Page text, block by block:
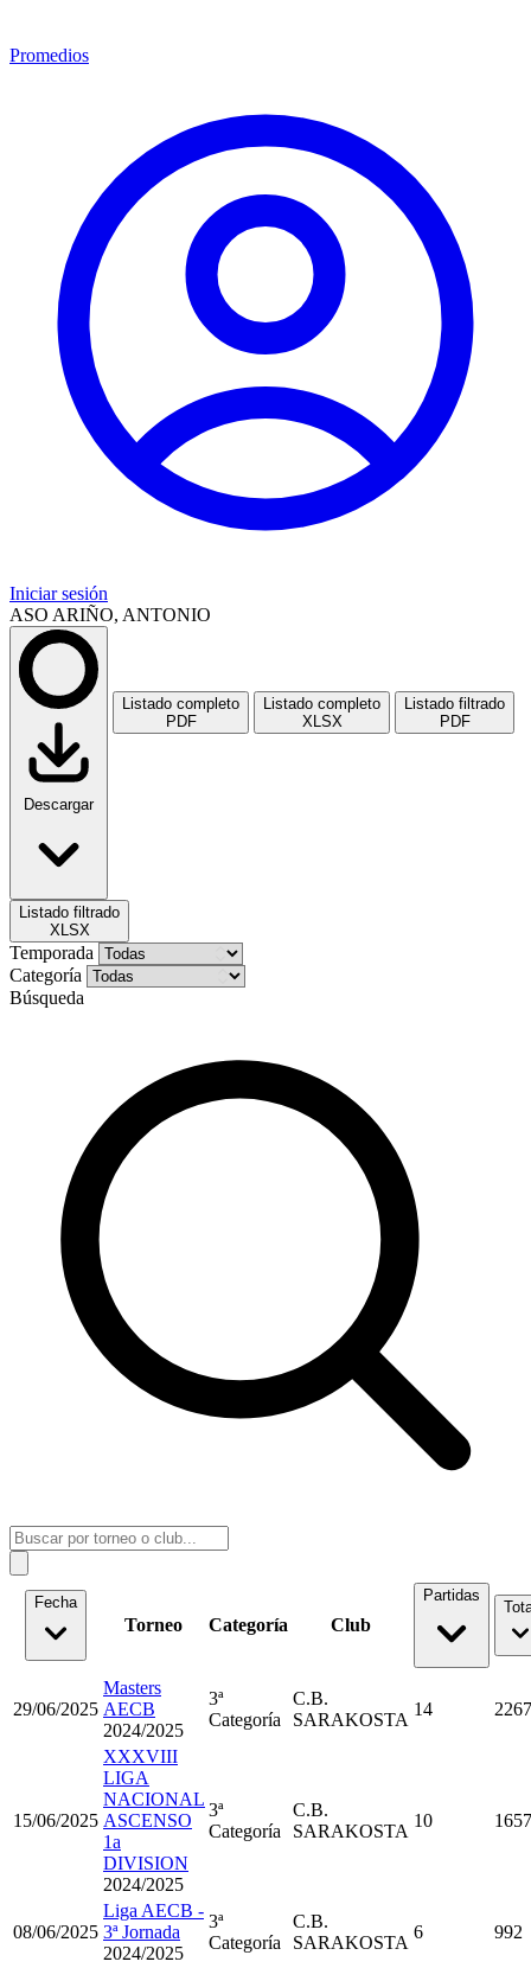
Promedios
Iniciar sesión
ASO ARIÑO, ANTONIO
Descargar
Listado completo
PDF
Listado completo
XLSX
Listado filtrado
PDF
Listado filtrado
XLSX
Temporada
Categoría
Búsqueda
Fecha
Torneo Categoría Club
Partidas
29/06/2025
Masters
AECB
2024/2025
3ª
Categoría
C.B.
SARAKOSTA
14 2267
15/06/2025
XXXVIII
LIGA
NACIONAL
ASCENSO
1a
DIVISION
2024/2025
3ª
Categoría
C.B.
SARAKOSTA
10 1657
08/06/2025
Liga AECB -
3ª Jornada
2024/2025
3ª
Categoría
C.B.
SARAKOSTA
6 992